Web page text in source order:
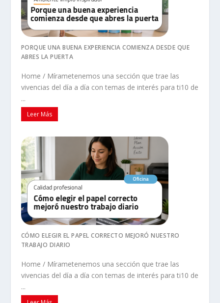
PORQUE UNA BUENA EXPERIENCIA COMIENZA DESDE QUE
ABRES LA PUERTA
Home / Mírametenemos una sección que trae las
vivencias del día a día con temas de interés para ti10 de
...
Leer Más
CÓMO ELEGIR EL PAPEL CORRECTO MEJORÓ NUESTRO
TRABAJO DIARIO
Home / Mírametenemos una sección que trae las
vivencias del día a día con temas de interés para ti10 de
...